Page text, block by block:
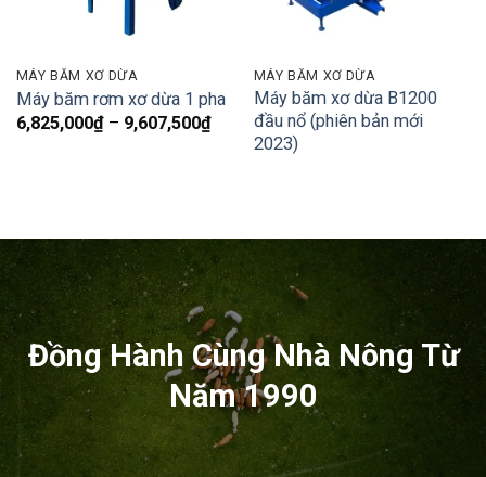
MÁY BĂM XƠ DỪA
Máy băm rơm xơ dừa 1 pha
6,825,000₫ – 9,607,500₫Khoảng
MÁY BĂM XƠ DỪA
Máy băm xơ dừa B1200
đầu nổ (phiên bản mới
2023)
Đồng Hành Cùng Nhà Nông Từ
Năm 1990